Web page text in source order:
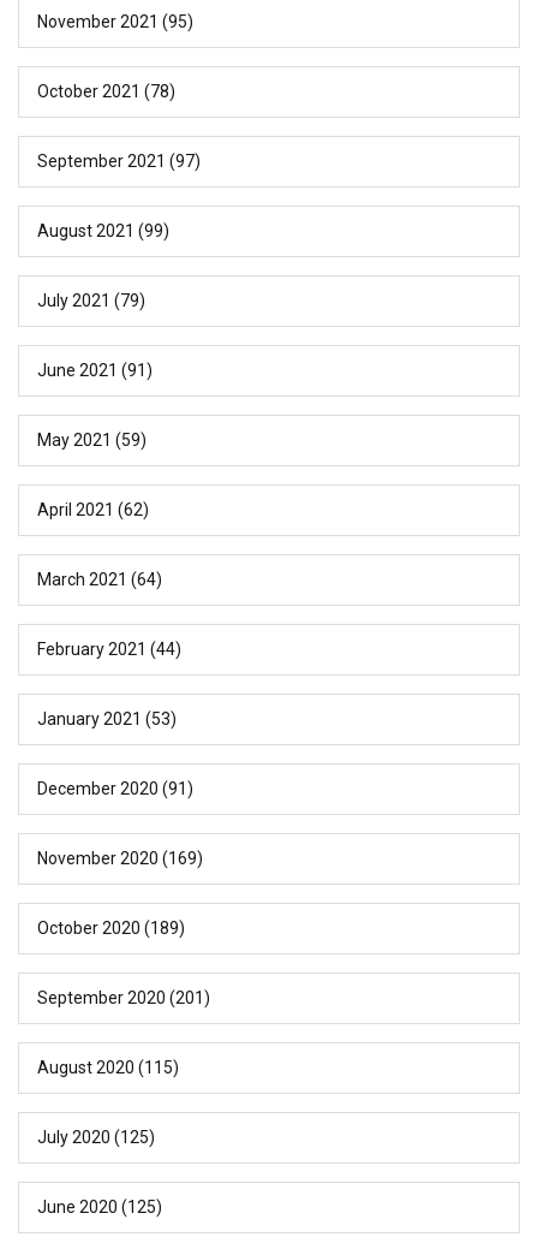
November 2021 (95)
October 2021 (78)
September 2021 (97)
August 2021 (99)
July 2021 (79)
June 2021 (91)
May 2021 (59)
April 2021 (62)
March 2021 (64)
February 2021 (44)
January 2021 (53)
December 2020 (91)
November 2020 (169)
October 2020 (189)
September 2020 (201)
August 2020 (115)
July 2020 (125)
June 2020 (125)